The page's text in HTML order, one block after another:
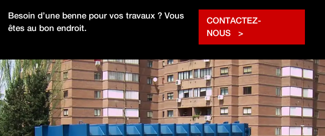
Besoin d’une benne pour vos travaux ? Vous
êtes au bon endroit.
CONTACTEZ-
NOUS